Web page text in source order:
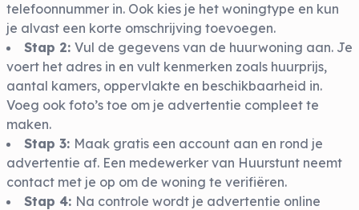
telefoonnummer in. Ook kies je het woningtype en kun
je alvast een korte omschrijving toevoegen.
Stap 2: Vul de gegevens van de huurwoning aan. Je
voert het adres in en vult kenmerken zoals huurprijs,
aantal kamers, oppervlakte en beschikbaarheid in.
Voeg ook foto’s toe om je advertentie compleet te
maken.
Stap 3: Maak gratis een account aan en rond je
advertentie af. Een medewerker van Huurstunt neemt
contact met je op om de woning te verifiëren.
Stap 4: Na controle wordt je advertentie online